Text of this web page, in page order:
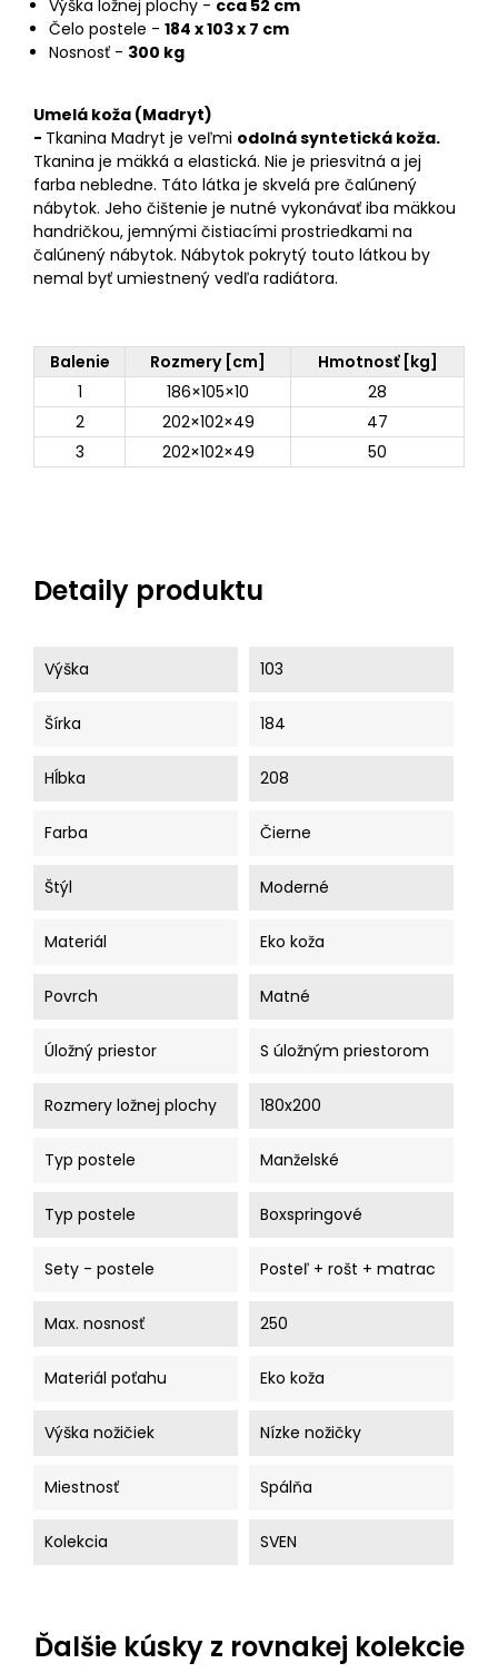
Výška ložnej plochy - cca 52 cm
Čelo postele - 184 x 103 x 7 cm
Nosnosť - 300 kg
Umelá koža (Madryt)
- Tkanina Madryt je veľmi odolná syntetická koža.
Tkanina je mäkká a elastická. Nie je priesvitná a jej
farba nebledne. Táto látka je skvelá pre čalúnený
nábytok. Jeho čištenie je nutné vykonávať iba mäkkou
handričkou, jemnými čistiacími prostriedkami na
čalúnený nábytok. Nábytok pokrytý touto látkou by
nemal byť umiestnený vedľa radiátora.
Balenie Rozmery [cm]
Hmotnosť [kg]
1
186×105×10
28
2
202×102×49
47
3
202×102×49 50
Detaily produktu
Výška 103
Šírka 184
Hĺbka 208
Farba Čierne
Štýl Moderné
Materiál Eko koža
Povrch Matné
Úložný priestor S úložným priestorom
Rozmery ložnej plochy 180x200
Typ postele Manželské
Typ postele Boxspringové
Sety - postele Posteľ + rošt + matrac
Max. nosnosť 250
Materiál poťahu Eko koža
Výška nožičiek Nízke nožičky
Miestnosť Spálňa
Kolekcia SVEN
Ďalšie kúsky z rovnakej kolekcie